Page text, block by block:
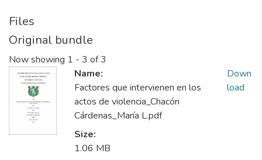
Files
Original bundle
Now showing 1 - 3 of 3
Name:
Factores que intervienen en los
actos de violencia_Chacón
Cárdenas_María L.pdf
Size:
1.06 MB
Down
load